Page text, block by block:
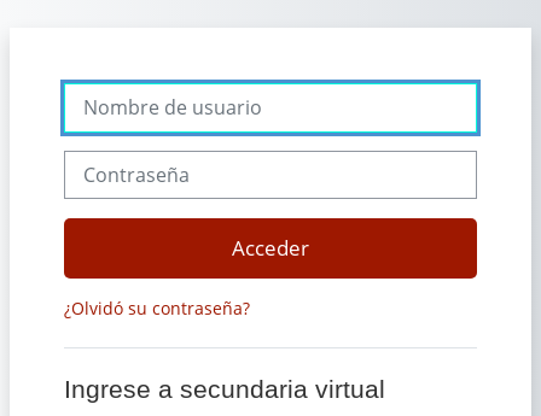
Nombre de usuario
Acceder
¿Olvidó su contraseña?
Ingrese a secundaria virtual